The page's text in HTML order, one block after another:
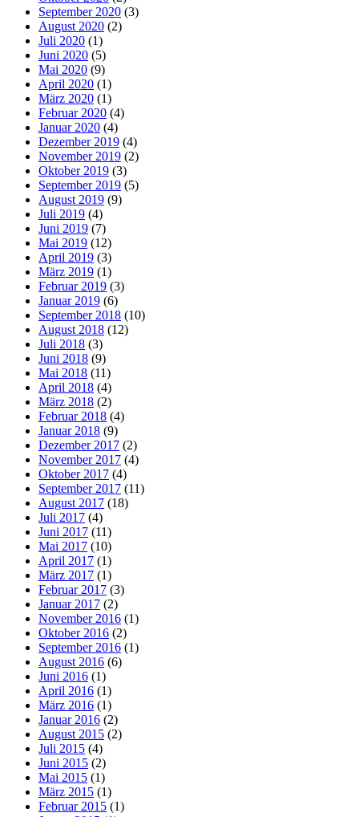
September 2020 (3)
August 2020 (2)
Juli 2020 (1)
Juni 2020 (5)
Mai 2020 (9)
April 2020 (1)
März 2020 (1)
Februar 2020 (4)
Januar 2020 (4)
Dezember 2019 (4)
November 2019 (2)
Oktober 2019 (3)
September 2019 (5)
August 2019 (9)
Juli 2019 (4)
Juni 2019 (7)
Mai 2019 (12)
April 2019 (3)
März 2019 (1)
Februar 2019 (3)
Januar 2019 (6)
September 2018 (10)
August 2018 (12)
Juli 2018 (3)
Juni 2018 (9)
Mai 2018 (11)
April 2018 (4)
März 2018 (2)
Februar 2018 (4)
Januar 2018 (9)
Dezember 2017 (2)
November 2017 (4)
Oktober 2017 (4)
September 2017 (11)
August 2017 (18)
Juli 2017 (4)
Juni 2017 (11)
Mai 2017 (10)
April 2017 (1)
März 2017 (1)
Februar 2017 (3)
Januar 2017 (2)
November 2016 (1)
Oktober 2016 (2)
September 2016 (1)
August 2016 (6)
Juni 2016 (1)
April 2016 (1)
März 2016 (1)
Januar 2016 (2)
August 2015 (2)
Juli 2015 (4)
Juni 2015 (2)
Mai 2015 (1)
März 2015 (1)
Februar 2015 (1)